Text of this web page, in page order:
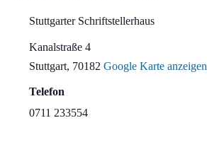
Stuttgarter Schriftstellerhaus
Kanalstraße 4
Stuttgart, 70182 Google Karte anzeigen
Telefon
0711 233554